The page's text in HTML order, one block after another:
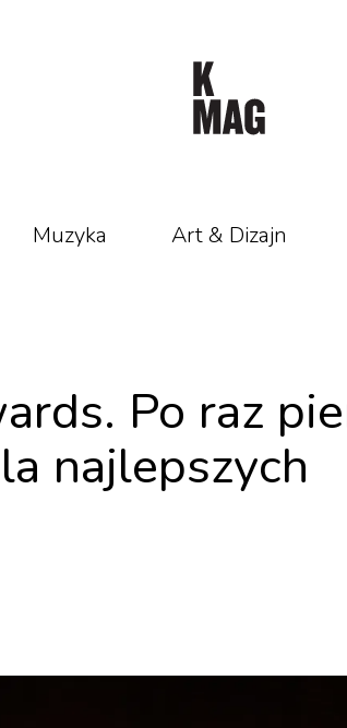
Muzyka Art & Dizajn
Po raz
najlepszych